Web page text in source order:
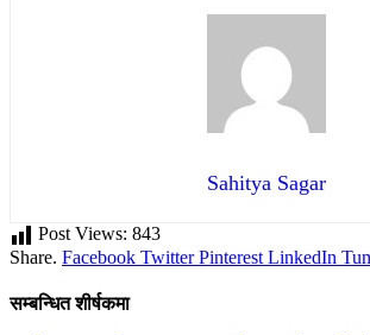
Sahitya Sagar
Post Views: 843
Share. Facebook Twitter Pinterest LinkedIn
सम्बन्धित शीर्षकमा